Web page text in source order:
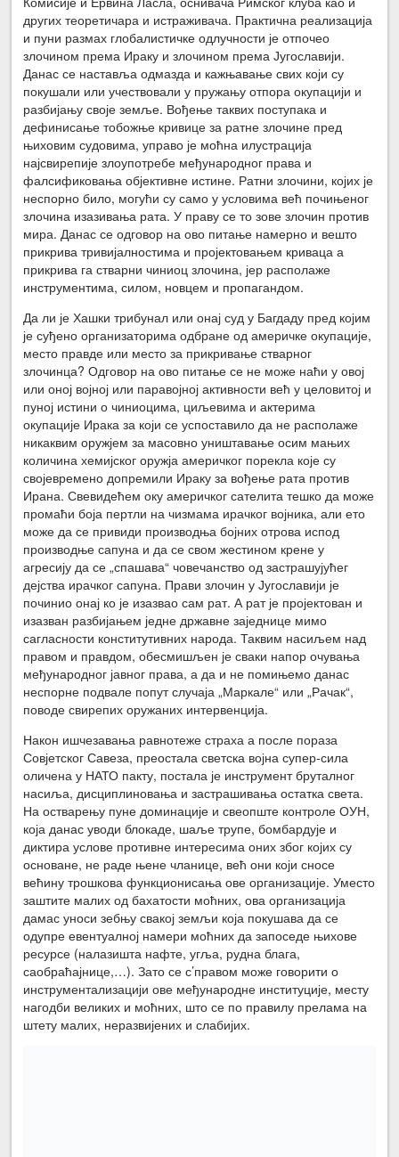
других теоретичара и истраживача. Практична реализација
и пуни размах глобалистичке одлучности је отпочео
злочином према Ираку и злочином према Југославији.
Данас се наставља одмазда и кажњавање свих који су
покушали или учествовали у пружању отпора окупацији и
разбијању своје земље. Вођење таквих поступака и
дефинисање тобожње кривице за ратне злочине пред
њиховим судовима, управо је моћна илустрација
најсвирепије злоупотребе међународног права и
фалсификовања објективне истине. Ратни злочини, којих је
неспорно било, могући су само у условима већ почињеног
злочина изазивања рата. У праву се то зове злочин против
мира. Данас се одговор на ово питање намерно и вешто
прикрива тривијалностима и пројектовањем криваца а
прикрива га стварни чиниоц злочина, јер располаже
инструментима, силом, новцем и пропагандом.
Да ли је Хашки трибунал или онај суд у Багдаду пред којим
је суђено организаторима одбране од америчке окупације,
место правде или место за прикривање стварног
злочинца? Одговор на ово питање се не може наћи у овој
или оној војној или паравојној активности већ у целовитој и
пуној истини о чиниоцима, циљевима и актерима
окупације Ирака за који се успоставило да не располаже
никаквим оружјем за масовно уништавање осим мањих
количина хемијског оружја америчког порекла које су
својевремено допремили Ираку за вођење рата против
Ирана. Свевидећем оку америчког сателита тешко да може
промаћи боја пертли на чизмама ирачког војника, али ето
може да се привиди производња бојних отрова испод
производње сапуна и да се свом жестином крене у
агресију да се „спашава“ човечанство од застрашујућег
дејства ирачког сапуна. Прави злочин у Југославији је
починио онај ко је изазвао сам рат. А рат је пројектован и
изазван разбијањем једне државне заједнице мимо
сагласности конститутивних народа. Таквим насиљем над
правом и правдом, обесмишљен је сваки напор очувања
међународног јавног права, а да и не помињемо данас
неспорне подвале попут случаја „Маркале“ или „Рачак“,
поводе свирепих оружаних интервенција.
Након ишчезавања равнотеже страха а после пораза
Совјетског Савеза, преостала светска војна супер-сила
оличена у НАТО пакту, постала је инструмент бруталног
насиља, дисциплиновања и застрашивања остатка света.
На остварењу пуне доминације и свеопште контроле ОУН,
која данас уводи блокаде, шаље трупе, бомбардује и
диктира услове противне интересима оних због којих су
основане, не раде њене чланице, већ они који сносе
већину трошкова функционисања ове организације. Уместо
заштите малих од бахатости моћних, ова организација
дамас уноси зебњу свакој земљи која покушава да се
одупре евентуалној намери моћних да запоседе њихове
ресурсе (налазишта нафте, угља, рудна блага,
саобраћајнице,…). Зато се с’правом може говорити о
инструментализацији ове међународне институције, месту
нагодби великих и моћних, што се по правилу прелама на
штету малих, неразвијених и слабијих.